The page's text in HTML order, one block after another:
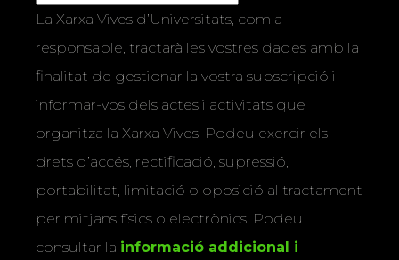
La Xarxa Vives d’Universitats, com a
responsable, tractarà les vostres dades amb la
finalitat de gestionar la vostra subscripció i
informar-vos dels actes i activitats que
organitza la Xarxa Vives. Podeu exercir els
drets d’accés, rectificació, supressió,
portabilitat, limitació o oposició al tractament
per mitjans físics o electrònics. Podeu
consultar la informació addicional i